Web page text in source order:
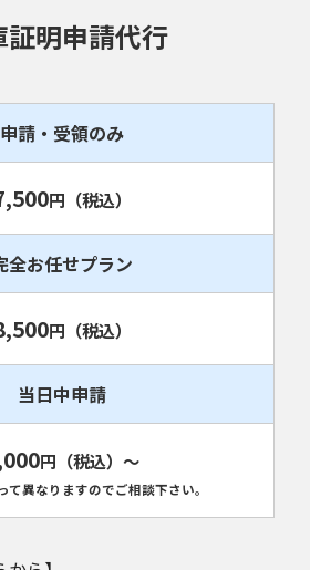
証明申請代行
申請・受領のみ
円 （税込）
全お任せプラン
円 （税込）
当日中申請
円 （税込） ～
異なりますのでご相談下さい。